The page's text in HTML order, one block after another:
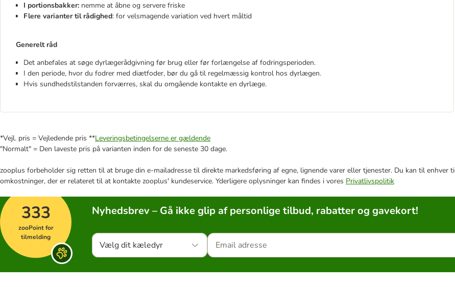
I portionsbakker: nemme at åbne og servere friske
Flere varianter til rådighed: for velsmagende variation ved hvert måltid
Generelt råd
Det anbefales at søge dyrlægerådgivning før brug eller før forlængelse af fodringsperioden.
I den periode, hvor du fodrer med diætfoder, bør du gå til regelmæssig kontrol hos dyrlægen.
Hvis sundhedstilstanden forværres, skal du omgående kontakte en dyrlæge.
*Vejl. pris = Vejledende pris **Leveringsbetingelserne er gældende
"Normalt" = Den laveste pris på varianten inden for de seneste 30 dage.
zooplus forbeholder sig retten til at bruge din e-mailadresse til direkte markedsføring af egne, lignende varer eller tjenester. Du kan til enhver
omkostninger, der er relateret til at kontakte zooplus' kundeservice. Yderligere oplysninger kan findes i vores Privatlivspolitik
333
zooPoint for
tilmelding
Nyhedsbrev – Gå ikke glip af personlige tilbud, rabatter og gavekort!
Vælg dit kæledyr